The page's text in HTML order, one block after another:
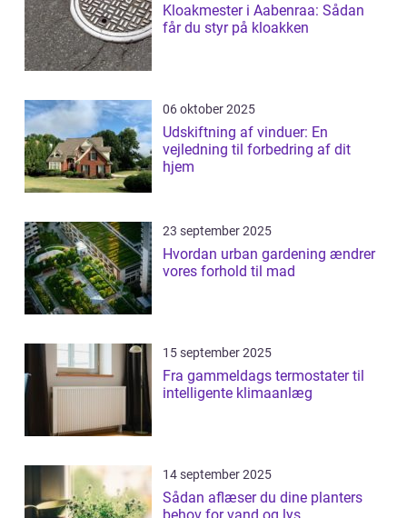
Kloakmester i Aabenraa: Sådan
får du styr på kloakken
06 oktober 2025
Udskiftning af vinduer: En
vejledning til forbedring af dit
hjem
23 september 2025
Hvordan urban gardening ændrer
vores forhold til mad
15 september 2025
Fra gammeldags termostater til
intelligente klimaanlæg
14 september 2025
Sådan aflæser du dine planters
behov for vand og lys